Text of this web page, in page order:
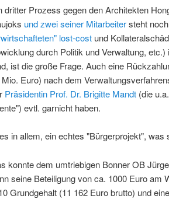
dritter Prozess gegen den Architekten
und zwei seiner Mitarbeitersteht
lost-cost und
durch Politik und Verwaltung,
ist die große Frage. Auch eine
Euro) nach dem
Präsidentin Prof. Dr. Brigitte Mandt (die
evtl. garnicht haben.
in allem, ein echtes "Bürgerprojekt", was
konnte dem umtriebigen Bonner OB
seine Beteiligung von ca. 1000 Euro am
Grundgehalt (11 162 Euro brutto) und